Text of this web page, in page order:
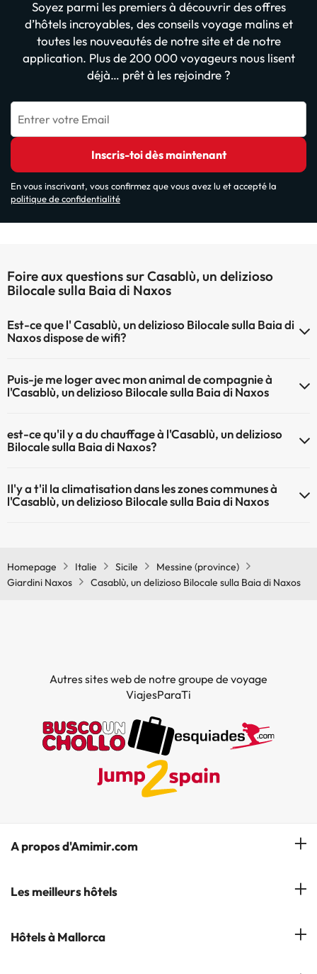
Soyez parmi les premiers à découvrir des offres
d’hôtels incroyables, des conseils voyage malins et
toutes les nouveautés de notre site et de notre
application. Plus de 200 000 voyageurs nous lisent
déjà… prêt à les rejoindre ?
Entrer votre Email
Inscris-toi dès maintenant
En vous inscrivant, vous confirmez que vous avez lu et accepté la
politique de confidentialité
Foire aux questions sur Casablù, un delizioso
Bilocale sulla Baia di Naxos
Est-ce que l' Casablù, un delizioso Bilocale sulla Baia di
Naxos dispose de wifi?
Puis-je me loger avec mon animal de compagnie à
l'Casablù, un delizioso Bilocale sulla Baia di Naxos
de compagnie ne sont pas admis.
est-ce qu'il y a du chauffage à l'Casablù, un delizioso
Bilocale sulla Baia di Naxos?
chauffage dans lez zones communes
Il'y a t'il la climatisation dans les zones communes à
l'Casablù, un delizioso Bilocale sulla Baia di Naxos
Homepage
Italie Sicile
Messine (province)
Giardini Naxos
Casablù, un delizioso Bilocale sulla Baia di Naxos
Autres sites web de notre groupe de voyage
ViajesParaTi
A propos d'Amimir.com
Notre équipe
S'abonner à notre bulletin d'information
Les meilleurs hôtels
Hôtels à Salou
Hôtels à Mallorca